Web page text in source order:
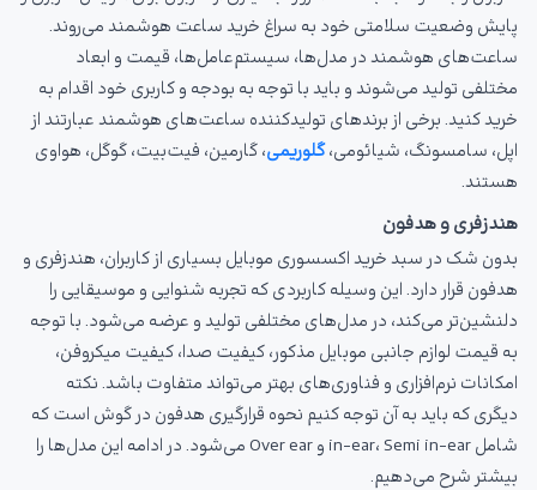
پایش وضعیت سلامتی خود به سراغ خرید ساعت هوشمند می‌روند.
ساعت‌های هوشمند در مدل‌ها، سیستم‌عامل‌ها، قیمت و ابعاد
مختلفی تولید می‌شوند و باید با توجه به بودجه و کاربری خود اقدام به
خرید کنید. برخی از برندهای تولیدکننده ساعت‌های هوشمند عبارتند از
اپل، سامسونگ، شیائومی،گلوریمی، گارمین، فیت‌بیت، گوگل، هواوی
هستند.
هندزفری و هدفون
بدون شک در سبد خرید اکسسوری موبایل بسیاری از کاربران، هندزفری و
هدفون قرار دارد. این وسیله کاربردی که تجربه شنوایی و موسیقایی را
دلنشین‌تر می‌کند، در مدل‌های مختلفی تولید و عرضه می‌شود. با توجه
به قیمت لوازم جانبی موبایل مذکور، کیفیت صدا، کیفیت میکروفن،
امکانات نرم‌افزاری و فناوری‌های بهتر می‌تواند متفاوت باشد. نکته
دیگری که باید به آن توجه کنیم نحوه قرارگیری هدفون در گوش است که
شامل in-ear، Semi in-ear و Over ear می‌شود. در ادامه این مدل‌ها را
بیشتر شرح می‌دهیم.